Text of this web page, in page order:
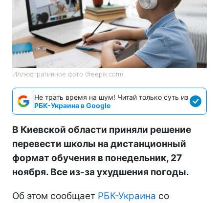
Иллюстративное фото (freepik.com)
Не трать время на шум! Читай только суть из
РБК-Украина в Google
В Киевской области приняли решение
перевести школы на дистанционный
формат обучения в понедельник, 27
ноября. Все из-за ухудшения погоды.
Об этом сообщает РБК-Украина со